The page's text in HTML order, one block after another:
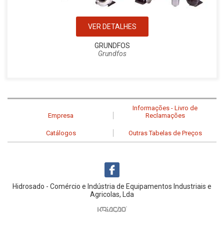
VER DETALHES
GRUNDFOS
Grundfos
Empresa
Informações - Livro de
Reclamações
Catálogos Outras Tabelas de Preços
Hidrosado - Comércio e Indústria de Equipamentos Industriais e
Agricolas, Lda